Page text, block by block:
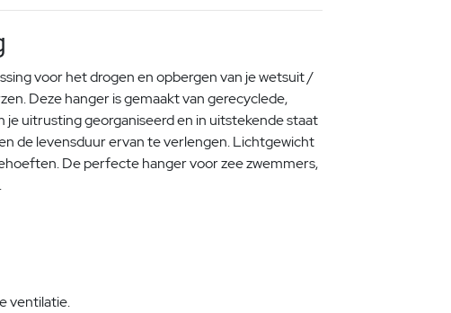
voor het drogen en opbergen van je wetsuit /
Deze hanger is gemaakt van gerecyclede,
uitrusting georganiseerd en in uitstekende staat
de levensduur ervan te verlengen. Lichtgewicht
De perfecte hanger voor zee zwemmers,
ventilatie.